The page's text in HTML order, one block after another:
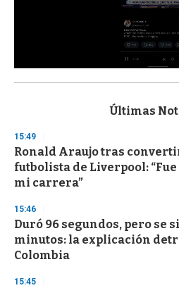
s
d
s
o
f
3
s
e
c
o
n
s
Últimas
15:49
Ronald Araujo tras
futbolista de Liverpool:
mi carrera”
15:46
Duró 96 segundos, pero se
minutos: la explicación
Colombia
15:45